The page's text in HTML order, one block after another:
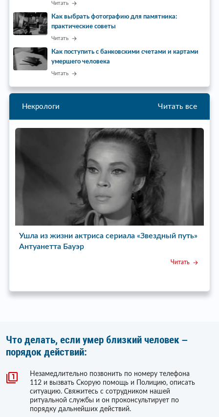
Читать
Как выбрать фотографию для памятника:
практические советы
Читать
Как поступить с банковскими счетами и картами
умершего человека
Читать
Некрологи Читать все
путь»
Ушла из жизни исполнительница хита
Eclipse of the Heart Бонни Тайлер
Что делать, если умер близкий человек –
порядок действий:
Незамедлительно позвонить по номеру телефона
112 и вызвать Скорую помощь и Полицию, описать
ситуацию. Свяжитесь с сотрудником нашей
ритуальной службы и он проконсультирует по
порядку дальнейших действий.